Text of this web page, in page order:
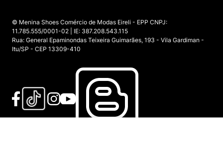
© Menina Shoes Comércio de Modas Eireli - EPP CNPJ:
11.785.555/0001-02 | IE: 387.208.543.115
Rua: General Epaminondas Teixeira Guimarães, 193 - Vila Gardiman -
Itu/SP - CEP 13309-410